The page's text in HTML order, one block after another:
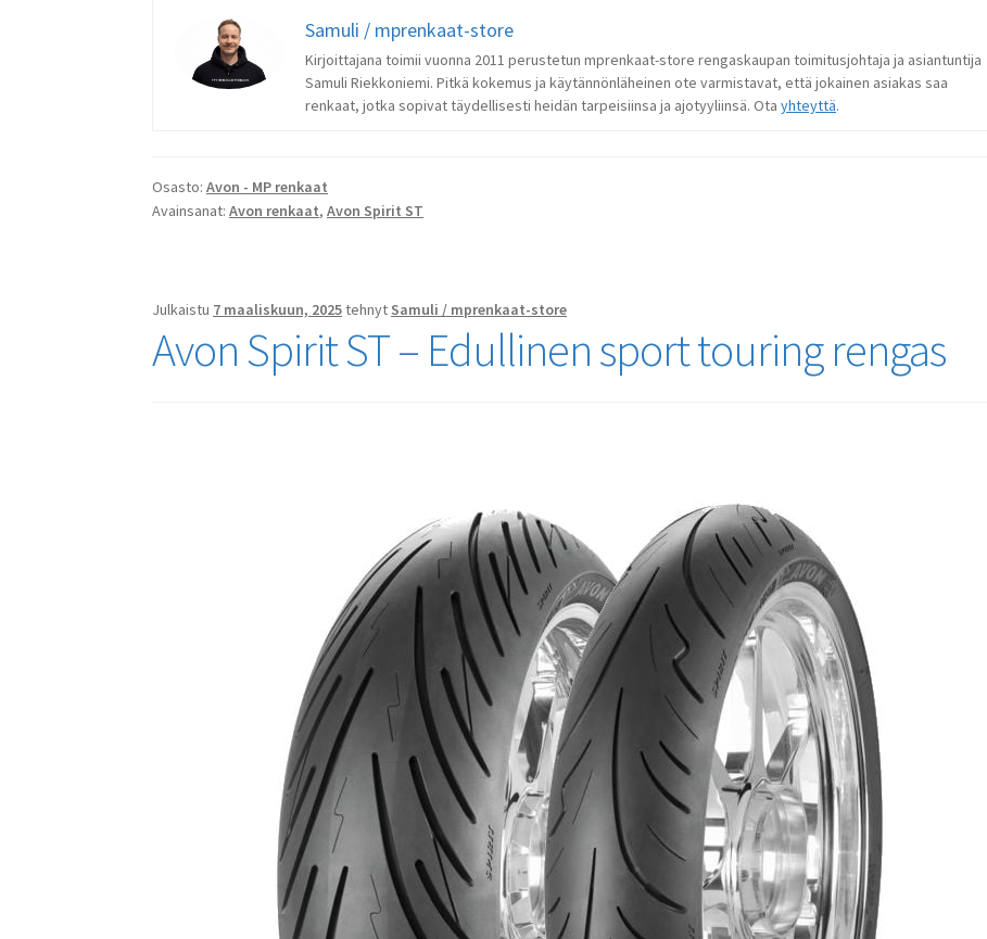
Samuli / mprenkaat-store
Kirjoittajana toimii vuonna 2011 perustetun mprenkaat-store rengaskaupan toimitusjohtaja ja asiantuntija
Samuli Riekkoniemi. Pitkä kokemus ja käytännönläheinen ote varmistavat, että jokainen asiakas saa
renkaat, jotka sopivat täydellisesti heidän tarpeisiinsa ja ajotyyliinsä. Otayhteyttä.
Osasto:Avon - MP renkaat
Avainsanat:Avon renkaat,Avon Spirit ST
Julkaistu 7 maaliskuun, 2025tehnyt Samuli / mprenkaat-store
Avon Spirit ST – Edullinen sport touring rengas